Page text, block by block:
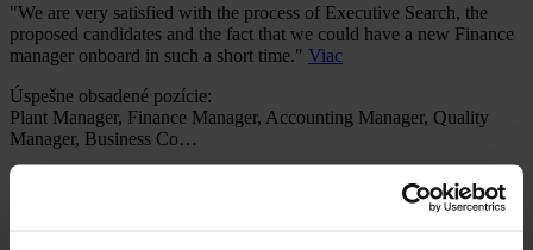
"We are very satisfied with the process of Executive Search, the
proposed candidates and the fact that we could have a new Finance
manager onboard in such a short time." Viac
Úspešne obsadené pozície:
Plant Manager, Finance Manager, Accounting Manager, Quality
Manager, Business Co…